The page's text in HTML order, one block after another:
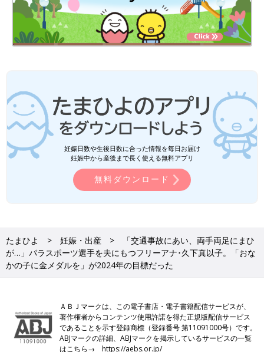
妊娠日数や生後日数に合った情報を毎日お届け
妊娠中から産後まで長く使える無料アプリ
無料ダウンロード
たまひよ 妊娠・出産
「交通事故にあい、両手両足にまひ
が…」パラスポーツ選手を夫にもつフリーアナ･久下真以子。「おな
かの子に金メダルを」が2024年の目標だった
ＡＢＪマークは、この電子書店・電子書籍配信サービスが、
著作権者からコンテンツ使用許諾を得た正規版配信サービス
であることを示す登録商標（登録番号 第11091000号）です。
ABJマークの詳細、ABJマークを掲示しているサービスの一覧
はこちら→https://aebs.or.jp/